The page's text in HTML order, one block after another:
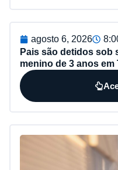
agosto 6, 2026
Pais são detidos sob
menino de 3 anos em